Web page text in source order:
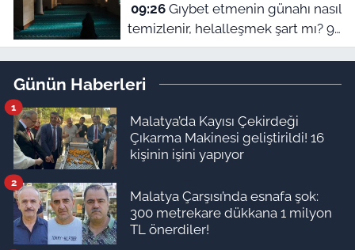
09:26Gıybet etmenin günahı nasıl
temizlenir, helalleşmek şart mı? 9
Ağustos Malatya ezan vakitleri
Günün Haberleri
Malatya’da Kayısı Çekirdeği
Çıkarma Makinesi geliştirildi! 16
kişinin işini yapıyor
1
Malatya Çarşısı’nda esnafa şok:
300 metrekare dükkana 1 milyon
TL önerdiler!
2